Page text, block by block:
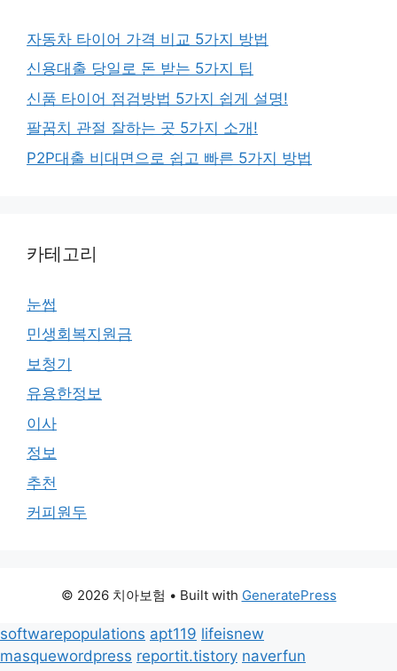
자동차 타이어 가격 비교 5가지 방법
신용대출 당일로 돈 받는 5가지 팁
신품 타이어 점검방법 5가지 쉽게 설명!
팔꿈치 관절 잘하는 곳 5가지 소개!
P2P대출 비대면으로 쉽고 빠른 5가지 방법
카테고리
눈썹
민생회복지원금
보청기
유용한정보
이사
정보
추천
커피원두
© 2026 치아보험 • Built with GeneratePress
softwarepopulations apt119 lifeisnew
masquewordpress reportit.tistory naverfun